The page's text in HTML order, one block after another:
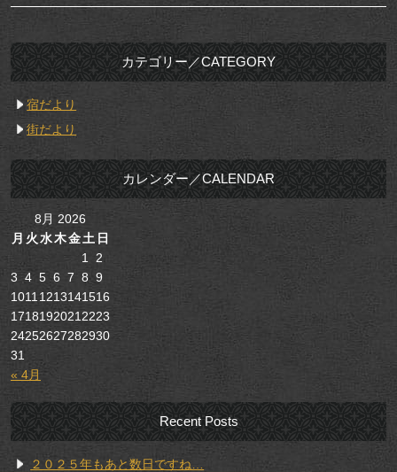
カテゴリー／CATEGORY
宿だより
街だより
カレンダー／CALENDAR
8月 2026
月 火水木金土 日
1 2
3 4 5 6 7 8 9
10111213141516
17181920212223
24252627282930
31
« 4月
Recent Posts
２０２５年もあと数日ですね…